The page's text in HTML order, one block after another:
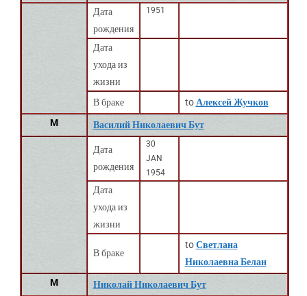
Дата
рождения
1951
Дата
ухода из
жизни
В браке
to Алексей Жучков
M
Василий Николаевич Бут
Дата
рождения
30
JAN
1954
Дата
ухода из
жизни
В браке
toСветлана
Николаевна Белан
M
Николай Николаевич Бут